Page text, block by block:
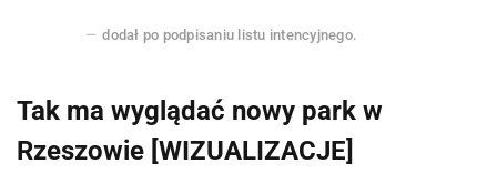
dodał po podpisaniu listu intencyjnego.
Tak ma wyglądać nowy park w
Rzeszowie [WIZUALIZACJE]